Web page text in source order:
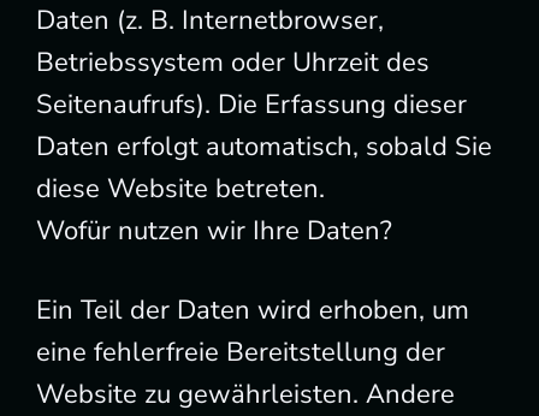
Daten (z. B. Internetbrowser,
Betriebssystem oder Uhrzeit des
Seitenaufrufs). Die Erfassung dieser
Daten erfolgt automatisch, sobald Sie
diese Website betreten.
Wofür nutzen wir Ihre Daten?
Ein Teil der Daten wird erhoben, um
eine fehlerfreie Bereitstellung der
Website zu gewährleisten. Andere